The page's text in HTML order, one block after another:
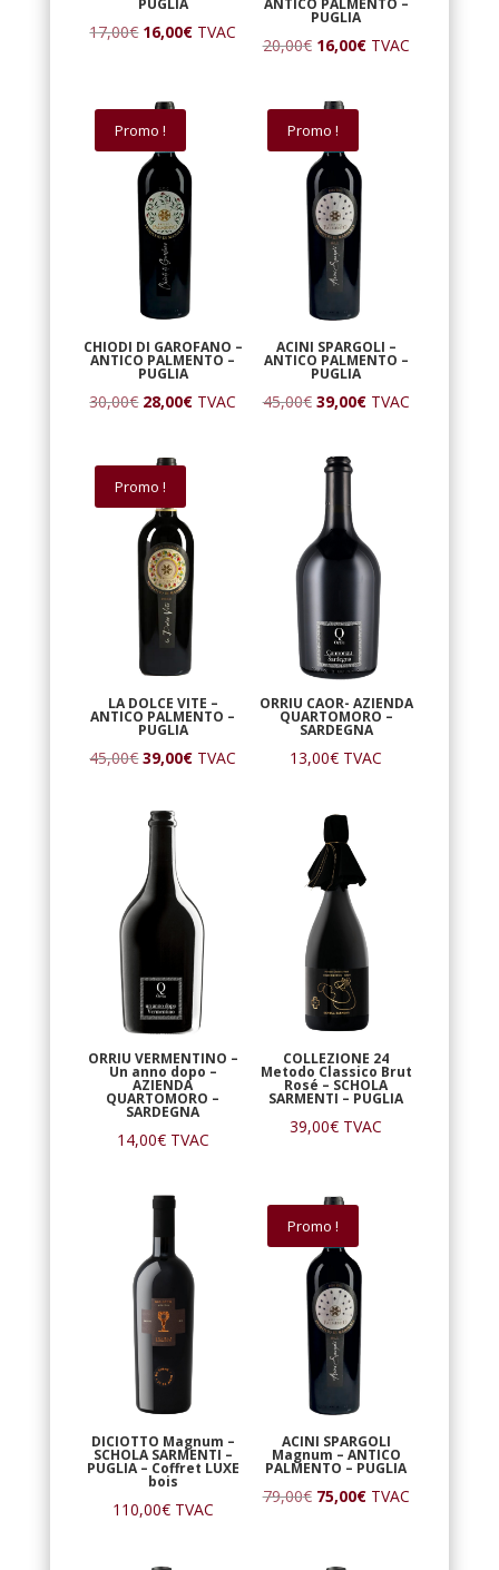
PUGLIA
17,00€ Le
17,00€.
16,00€Le
TVAC
ANTICO PALMENTO –
PUGLIA
20,00€ Le
initial
était :
20,00€.
16,00€LeTVAC
Promo !
CHIODI DI GAROFANO –
ANTICO PALMENTO –
PUGLIA
30,00€ Le
initial
était :
30,00€.
28,00€Le
TVAC
Promo !
ACINI SPARGOLI –
ANTICO PALMENTO –
PUGLIA
45,00€ Le
initial
était :
45,00€.
39,00€LeTVAC
Promo !
LA DOLCE VITE –
ANTICO PALMENTO –
PUGLIA
45,00€Le
initial
était :
45,00€.
39,00€Le
TVAC
ORRIU CAOR- AZIENDA
QUARTOMORO –
SARDEGNA
13,00€ TVAC
ORRIU VERMENTINO –
Un anno dopo –
AZIENDA
QUARTOMORO –
SARDEGNA
14,00€ TVAC
COLLEZIONE 24
Metodo Classico Brut
Rosé – SCHOLA
SARMENTI – PUGLIA
39,00€ TVAC
DICIOTTO Magnum –
SCHOLA SARMENTI –
PUGLIA – Coffret LUXE
bois
110,00€ TVAC
Promo !
ACINI SPARGOLI
Magnum – ANTICO
PALMENTO – PUGLIA
79,00€ Le
75,00€LeTVAC